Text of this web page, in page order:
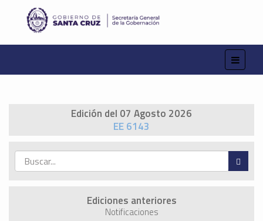
Edición del 07 Agosto 2026
EE 6143
Ediciones anteriores
Notificaciones